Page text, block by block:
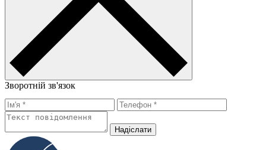
Зворотній зв'язок
Надiслати